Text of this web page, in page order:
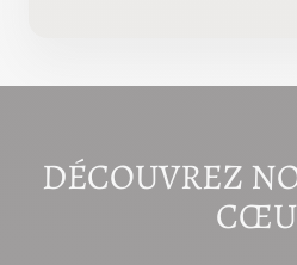
DÉCOUVREZ